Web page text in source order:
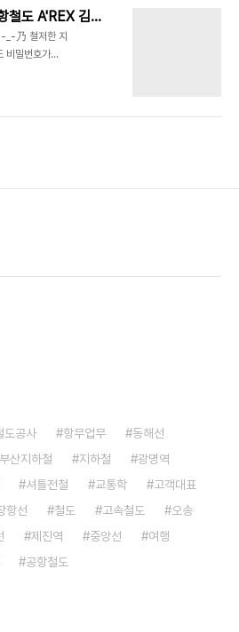
가 15시에 급행
를 하다 보니, 급
다는 것을 알게
었으니 미리 양
일반열차
름 괜찮았다. 급
20070221. 인천국제공항철도 A'REX 김포공항역 승차권 발권 시연
-_-乃 철저한 지
비밀번호가
이유가 아니
도공사 항무업무
동해선
부산지하철 지하철
광명역
셔틀전철 교통학
고객대표
항선 철도 고속철도
오송
제진역 중앙선
여행
공항철도